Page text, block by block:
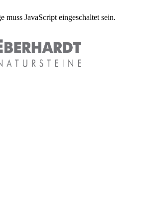
JavaScript eingeschaltet sein.